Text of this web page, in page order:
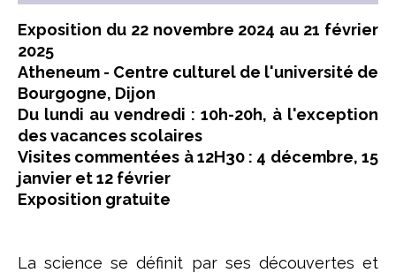
Exposition du 22 novembre 2024 au 21 février
2025
Atheneum - Centre culturel de l'université de
Bourgogne, Dijon
Du lundi au vendredi : 10h-20h, à l'exception
des vacances scolaires
Visites commentées à 12H30 : 4 décembre, 15
janvier et 12 février
Exposition gratuite
La science se définit par ses découvertes et